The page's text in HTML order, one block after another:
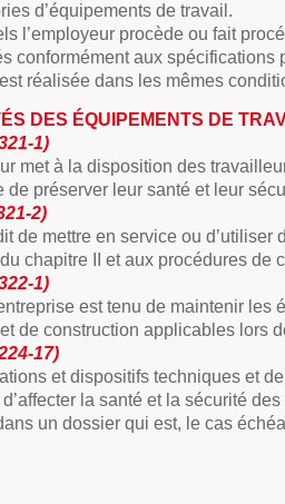
d’équipements de travail.
l’employeur procède ou fait
conformément aux spécifications
réalisée dans les mêmes
DES ÉQUIPEMENTS DE
1)
met à la disposition des
de préserver leur santé et leur
2)
de mettre en service ou
chapitre II et aux procédures de
1)
est tenu de maintenir
de construction applicables lors
17)
et dispositifs techniques et
la santé et la sécurité
un dossier qui est, le cas